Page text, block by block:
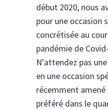
début 2020, nous
pour une occasion
concrétisée au
pandémie de
N'attendez pas
en une occasion
récemment
préféré dans le